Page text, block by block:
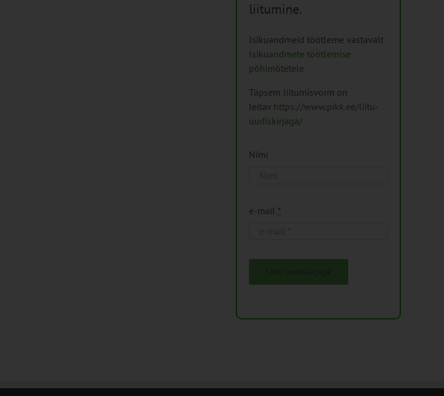
liitumine.
Isikuandmeid töötleme vastavalt
Isikuandmete töötlemise
põhimõtetele
Täpsem liitumisvorm on
leitav https://www.pikk.ee/liitu-
uudiskirjaga/
Nimi
e-mail *